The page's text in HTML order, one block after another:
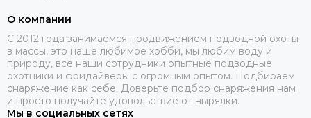
О компании
C 2012 года занимаемся продвижением подводной охоты
в массы, это наше любимое хобби, мы любим воду и
природу, все наши сотрудники опытные подводные
охотники и фридайверы с огромным опытом. Подбираем
снаряжение как себе. Доверьте подбор снаряжения нам
и просто получайте удовольствие от нырялки.
Мы в социальных сетях